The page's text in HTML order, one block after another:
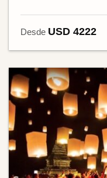
Desde USD 4222